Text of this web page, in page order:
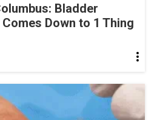
Bladder
Down to 1 Thing